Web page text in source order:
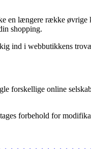
en længere række
shopping.
ind i webbutikkens
forskellige online
forbehold for